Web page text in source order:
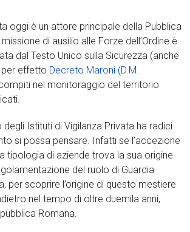
oggi è un attore principale della Pubblica
di ausilio alle Forze dell’Ordine è
dal Testo Unico sulla Sicurezza (anche
per effetto Decreto Maroni (D.M.
nel monitoraggio del territorio
degli Istituti di Vigilanza Privata ha radici
si possa pensare. Infatti se l’accezione
tipologia di aziende trova la sua origine
del ruolo di Guardia
per scoprire l’origine di questo mestiere
nel tempo di oltre duemila anni,
Romana.